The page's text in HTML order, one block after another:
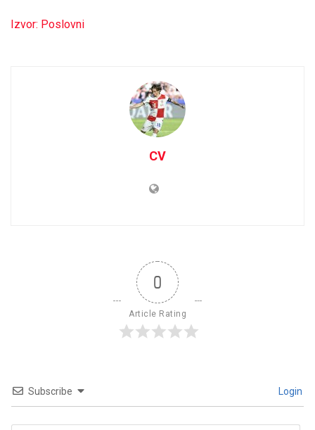
Izvor: Poslovni
CV
0
Article Rating
Subscribe Login